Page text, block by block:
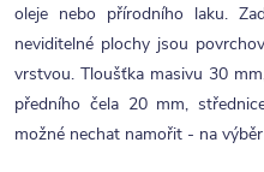
oleje nebo přírodního laku.
neviditelné plochy jsou
vrstvou. Tloušťka masivu 30
předního čela 20 mm,
možné nechat namořit - na